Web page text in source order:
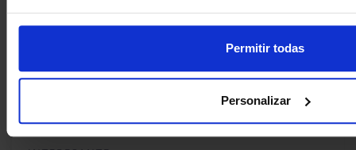
Permitir todas
Personalizar